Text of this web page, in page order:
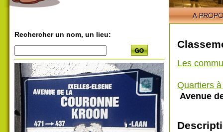
Rechercher un nom, un lieu:
Les
Quartiers
Avenue